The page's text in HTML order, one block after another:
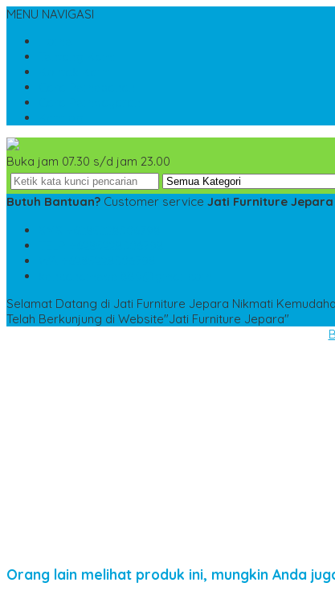
MENU NAVIGASI
Buka jam 07.30 s/d jam 23.00
Butuh Bantuan? Customer service Jati Furniture Jepara
Selamat Datang di Jati Furniture Jepara Nikmati
Telah Berkunjung di Website"Jati Furniture Jepara"
Orang lain melihat produk ini, mungkin Anda